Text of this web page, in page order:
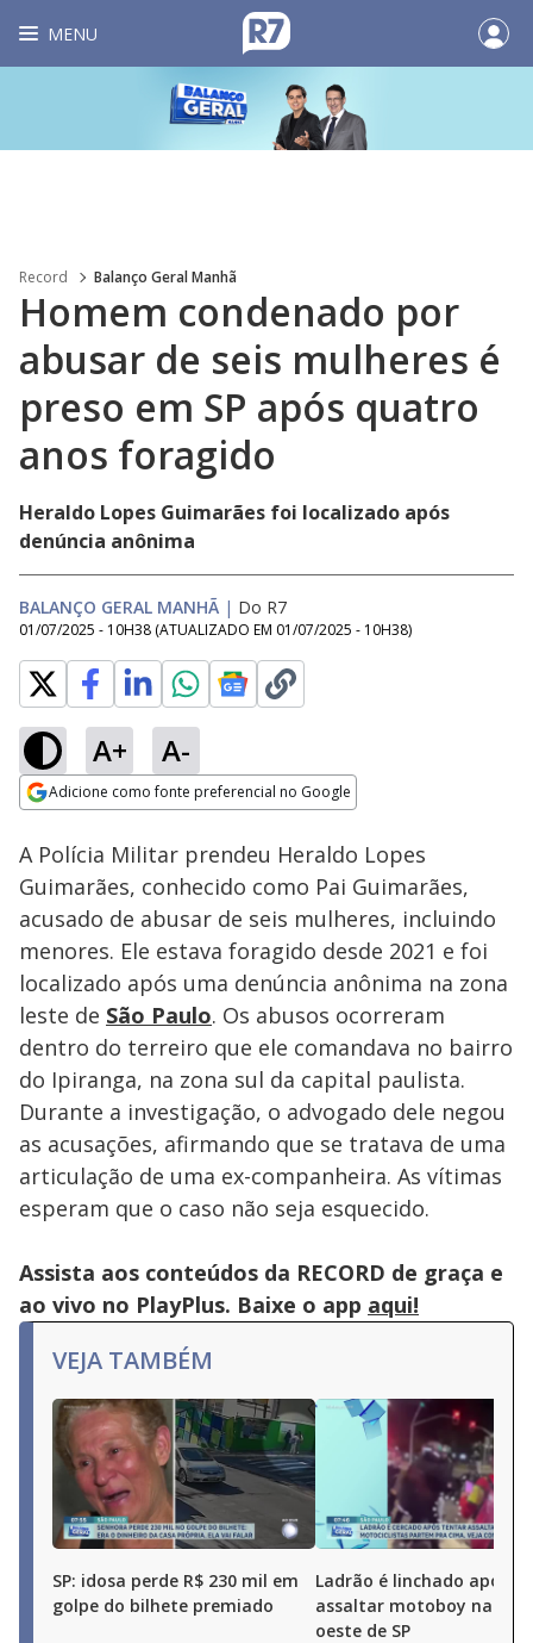
MENU
Record Balanço Geral Manhã
Homem condenado por
abusar de seis mulheres é
preso em SP após quatro
anos foragido
Heraldo Lopes Guimarães foi localizado após
denúncia anônima
BALANÇO GERAL MANHÃ | Do R7
01/07/2025 - 10H38 (ATUALIZADO EM 01/07/2025 - 10H38)
A+ A-
Adicione como fonte preferencial no Google
Ativar
Loaded
23.15%
A Polícia Militar prendeu Heraldo Lopes
Guimarães, conhecido como Pai Guimarães,
acusado de abusar de seis mulheres, incluindo
menores. Ele estava foragido desde 2021 e foi
localizado após uma denúncia anônima na zona
leste de São Paulo. Os abusos ocorreram
dentro do terreiro que ele comandava no bairro
do Ipiranga, na zona sul da capital paulista.
Durante a investigação, o advogado dele negou
as acusações, afirmando que se tratava de uma
articulação de uma ex-companheira. As vítimas
esperam que o caso não seja esquecido.
Assista aos conteúdos da RECORD de graça e
ao vivo no PlayPlus. Baixe o app aqui!
VEJA TAMBÉM
SP: idosa perde R$ 230 mil em
golpe do bilhete premiado
Ladrão é linchado após
assaltar motoboy na
oeste de SP